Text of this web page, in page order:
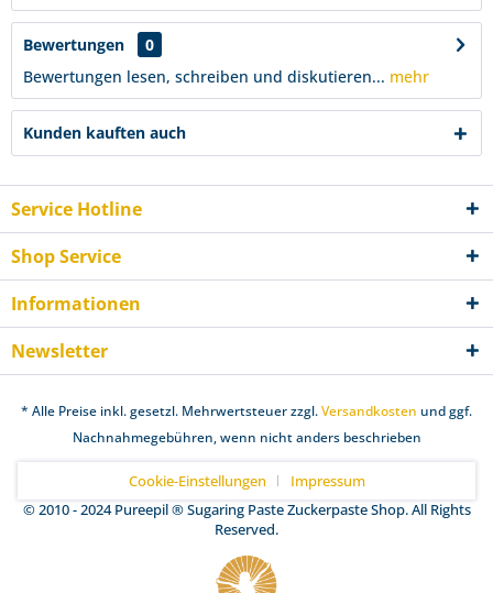
Bewertungen
0
Bewertungen lesen, schreiben und diskutieren... mehr
Kunden kauften auch
Service Hotline
Shop Service
Informationen
Newsletter
* Alle Preise inkl. gesetzl. Mehrwertsteuer zzgl.Versandkosten und ggf.
Nachnahmegebühren, wenn nicht anders beschrieben
Cookie-Einstellungen
Impressum
© 2010 - 2024 Pureepil ® Sugaring Paste Zuckerpaste Shop. All Rights
Reserved.